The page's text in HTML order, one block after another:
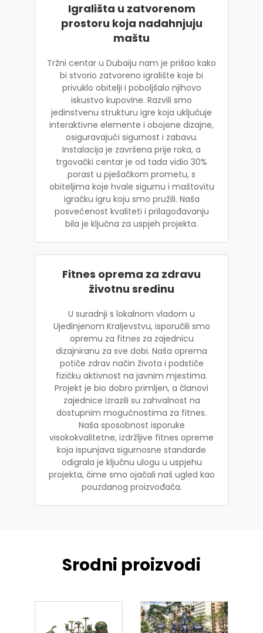
Igrališta u zatvorenom
prostoru koja nadahnjuju
maštu
Tržni centar u Dubaiju nam je prišao kako
bi stvorio zatvoreno igralište koje bi
privuklo obitelji i poboljšalo njihovo
iskustvo kupovine. Razvili smo
jedinstvenu strukturu igre koja uključuje
interaktivne elemente i obojene dizajne,
osiguravajući sigurnost i zabavu.
Instalacija je završena prije roka, a
trgovački centar je od tada vidio 30%
porast u pješačkom prometu, s
obiteljima koje hvale sigurnu i maštovitu
igračku igru koju smo pružili. Naša
posvećenost kvaliteti i prilagođavanju
bila je ključna za uspjeh projekta.
Fitnes oprema za zdravu
životnu sredinu
U suradnji s lokalnom vladom u
Ujedinjenom Kraljevstvu, isporučili smo
opremu za fitnes za zajednicu
dizajniranu za sve dobi. Naša oprema
potiče zdrav način života i podstiče
fizičku aktivnost na javnim mjestima.
Projekt je bio dobro primljen, a članovi
zajednice izrazili su zahvalnost na
dostupnim mogućnostima za fitnes.
Naša sposobnost isporuke
visokokvalitetne, izdržljive fitnes opreme
koja ispunjava sigurnosne standarde
odigrala je ključnu ulogu u uspjehu
projekta, čime smo ojačali naš ugled kao
pouzdanog proizvođača.
Srodni proizvodi